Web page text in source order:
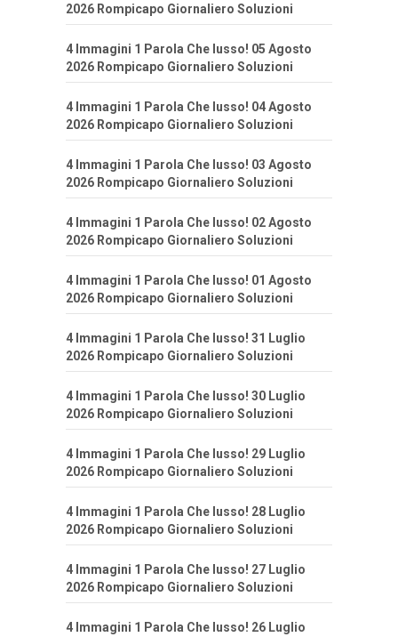
2026 Rompicapo Giornaliero Soluzioni
4 Immagini 1 Parola Che lusso! 05 Agosto
2026 Rompicapo Giornaliero Soluzioni
4 Immagini 1 Parola Che lusso! 04 Agosto
2026 Rompicapo Giornaliero Soluzioni
4 Immagini 1 Parola Che lusso! 03 Agosto
2026 Rompicapo Giornaliero Soluzioni
4 Immagini 1 Parola Che lusso! 02 Agosto
2026 Rompicapo Giornaliero Soluzioni
4 Immagini 1 Parola Che lusso! 01 Agosto
2026 Rompicapo Giornaliero Soluzioni
4 Immagini 1 Parola Che lusso! 31 Luglio
2026 Rompicapo Giornaliero Soluzioni
4 Immagini 1 Parola Che lusso! 30 Luglio
2026 Rompicapo Giornaliero Soluzioni
4 Immagini 1 Parola Che lusso! 29 Luglio
2026 Rompicapo Giornaliero Soluzioni
4 Immagini 1 Parola Che lusso! 28 Luglio
2026 Rompicapo Giornaliero Soluzioni
4 Immagini 1 Parola Che lusso! 27 Luglio
2026 Rompicapo Giornaliero Soluzioni
4 Immagini 1 Parola Che lusso! 26 Luglio